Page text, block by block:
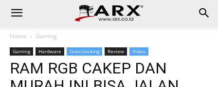
Home Gaming
Gaming Hardware Overclocking Review Video
RAM RGB CAKEP DAN